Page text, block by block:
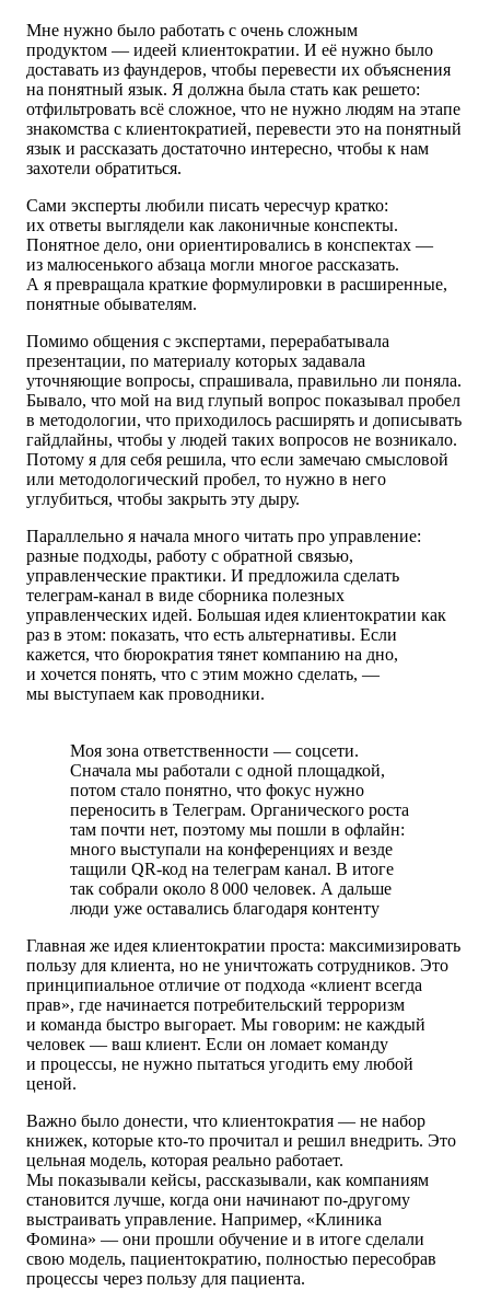
Мне нужно было работать с очень сложным
продуктом — идеей клиентократии. И её нужно было
доставать из фаундеров, чтобы перевести их объяснения
на понятный язык. Я должна была стать как решето:
отфильтровать всё сложное, что не нужно людям на этапе
знакомства с клиентократией, перевести это на понятный
язык и рассказать достаточно интересно, чтобы к нам
захотели обратиться.
Сами эксперты любили писать чересчур кратко:
их ответы выглядели как лаконичные конспекты.
Понятное дело, они ориентировались в конспектах —
из малюсенького абзаца могли многое рассказать.
А я превращала краткие формулировки в расширенные,
понятные обывателям.
Помимо общения с экспертами, перерабатывала
презентации, по материалу которых задавала
уточняющие вопросы, спрашивала, правильно ли поняла.
Бывало, что мой на вид глупый вопрос показывал пробел
в методологии, что приходилось расширять и дописывать
гайдлайны, чтобы у людей таких вопросов не возникало.
Потому я для себя решила, что если замечаю смысловой
или методологический пробел, то нужно в него
углубиться, чтобы закрыть эту дыру.
Параллельно я начала много читать про управление:
разные подходы, работу с обратной связью,
управленческие практики. И предложила сделать
телеграм-канал в виде сборника полезных
управленческих идей. Большая идея клиентократии как
раз в этом: показать, что есть альтернативы. Если
кажется, что бюрократия тянет компанию на дно,
и хочется понять, что с этим можно сделать, —
мы выступаем как проводники.
Моя зона ответственности — соцсети.
Сначала мы работали с одной площадкой,
потом стало понятно, что фокус нужно
переносить в Телеграм. Органического роста
там почти нет, поэтому мы пошли в офлайн:
много выступали на конференциях и везде
тащили QR-код на телеграм канал. В итоге
так собрали около 8 000 человек. А дальше
люди уже оставались благодаря контенту
Главная же идея клиентократии проста: максимизировать
пользу для клиента, но не уничтожать сотрудников. Это
принципиальное отличие от подхода «клиент всегда
прав», где начинается потребительский терроризм
и команда быстро выгорает. Мы говорим: не каждый
человек — ваш клиент. Если он ломает команду
и процессы, не нужно пытаться угодить ему любой
ценой.
Важно было донести, что клиентократия — не набор
книжек, которые кто-то прочитал и решил внедрить. Это
цельная модель, которая реально работает.
Мы показывали кейсы, рассказывали, как компаниям
становится лучше, когда они начинают по-другому
выстраивать управление. Например, «Клиника
Фомина» — они прошли обучение и в итоге сделали
свою модель, пациентократию, полностью пересобрав
процессы через пользу для пациента.